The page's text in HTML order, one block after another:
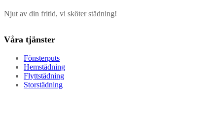
Njut av din fritid, vi sköter städning!
Våra tjänster
Fönsterputs
Hemstädning
Flyttstädning
Storstädning